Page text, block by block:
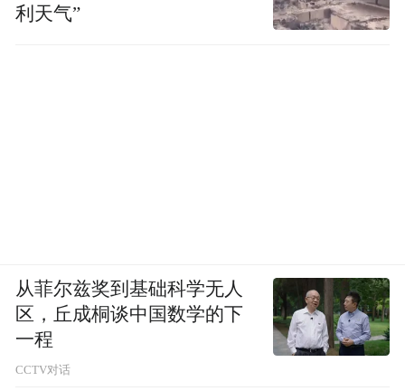
利天气”
从菲尔兹奖到基础科学无人
区，丘成桐谈中国数学的下
一程
CCTV对话